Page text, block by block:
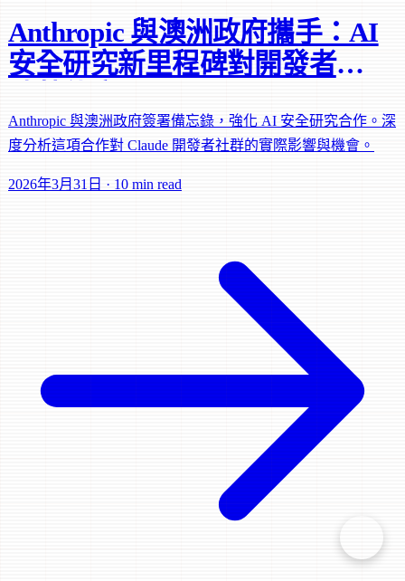
Anthropic 與澳洲政府攜手：AI
安全研究新里程碑對開發者意
Anthropic 與澳洲政府簽署備忘錄，強化 AI 安全研究合作。深
度分析這項合作對 Claude 開發者社群的實際影響與機會。
2026年3月31日 · 10 min read